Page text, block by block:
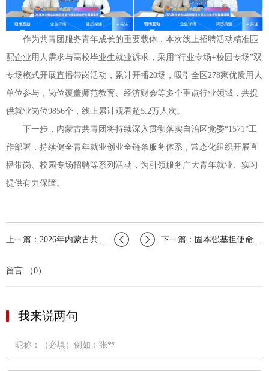
作为共青团服务青年成长的重要载体，本次线上招聘活动精准匹
配企业用人需求与高校毕业生就业诉求，采用“行业专场+校园专场”双
专场模式开展直播带岗活动，累计开播20场，吸引全区278家优质用人
单位参与，岗位覆盖师范教育、经济财会等多个重点行业领域，共提
供就业岗位9856个，线上累计观看超5.2万人次。
下一步，内蒙古共青团将持续深入贯彻落实自治区党委“1571”工
作部署，持续健全青年就业创业全链条服务体系，常态化组织开展直
播带岗、校园专场招聘等系列活动，为引领服务广大青年就业、实习
提供有力保障。
上一篇：2026年内蒙古共青团促进大学生就业行动包头轻工职业技术学院专场就业实习… 下一篇：固本强基担使命青春奋进启新程——全区团干部基础团务示范培训班成功举办
留言 （0）
我来说两句